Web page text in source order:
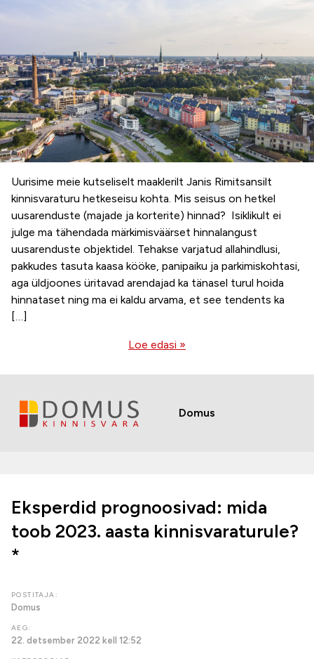
Uurisime meie kutseliselt maaklerilt Janis Rimitsansilt
kinnisvaraturu hetkeseisu kohta. Mis seisus on hetkel
uusarenduste (majade ja korterite) hinnad? Isiklikult ei
julge ma tähendada märkimisväärset hinnalangust
uusarenduste objektidel. Tehakse varjatud allahindlusi,
pakkudes tasuta kaasa kööke, panipaiku ja parkimiskohtasi,
aga üldjoones üritavad arendajad ka tänasel turul hoida
hinnataset ning ma ei kaldu arvama, et see tendents ka
[…]
Loe edasi »
Domus
Eksperdid prognoosivad: mida
toob 2023. aasta kinnisvaraturule?
*
POSTITAJA:
Domus
AEG:
22. detsember 2022 kell 12:52